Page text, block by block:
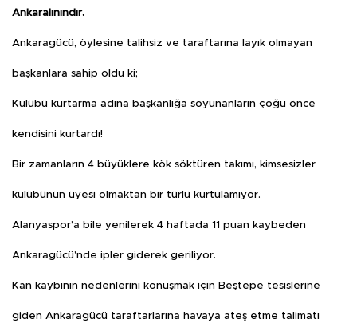
Ankaralınındır.
Ankaragücü, öylesine talihsiz ve taraftarına layık olmayan
başkanlara sahip oldu ki;
Kulübü kurtarma adına başkanlığa soyunanların çoğu önce
kendisini kurtardı!
Bir zamanların 4 büyüklere kök söktüren takımı, kimsesizler
kulübünün üyesi olmaktan bir türlü kurtulamıyor.
Alanyaspor’a bile yenilerek 4 haftada 11 puan kaybeden
Ankaragücü’nde ipler giderek geriliyor.
Kan kaybının nedenlerini konuşmak için Beştepe tesislerine
giden Ankaragücü taraftarlarına havaya ateş etme talimatı